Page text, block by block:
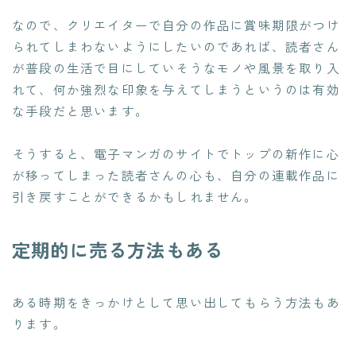
なので、クリエイターで自分の作品に賞味期限がつけ
られてしまわないようにしたいのであれば、読者さん
が普段の生活で目にしていそうなモノや風景を取り入
れて、 何か強烈な印象を与えてしまう というのは有効
な手段だと思います。
そうすると、電子マンガのサイトでトップの新作に心
が移ってしまった読者さんの心も、自分の連載作品に
引き戻すことができるかもしれません。
定期的に売る方法もある
ある時期をきっかけとして思い出してもらう方法もあ
ります。